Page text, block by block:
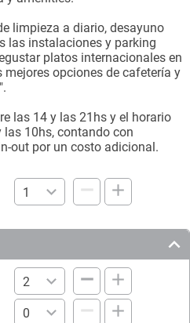
limpieza a diario, desayuno
las instalaciones y parking
platos internacionales en
mejores opciones de cafetería y
las 14 y las 21hs y el horario
las 10hs, contando con
out por un costo adicional.